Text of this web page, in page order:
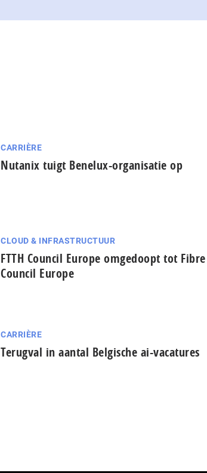
CARRIÈRE
Nutanix tuigt Benelux-organisatie op
CLOUD & INFRASTRUCTUUR
FTTH Council Europe omgedoopt tot Fibre
Council Europe
CARRIÈRE
Terugval in aantal Belgische ai-vacatures